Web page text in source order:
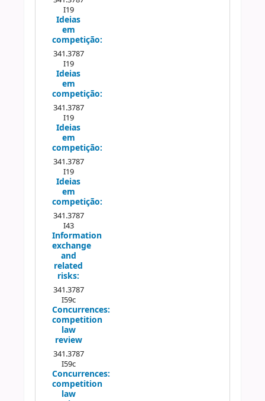
I19
Ideias
em
competição:
341.3787
I19
Ideias
em
competição:
341.3787
I19
Ideias
em
competição:
341.3787
I19
Ideias
em
competição:
341.3787
I43
Information
exchange
and
related
risks:
341.3787
I59c
Concurrences:
competition
law
review
341.3787
I59c
Concurrences:
competition
law